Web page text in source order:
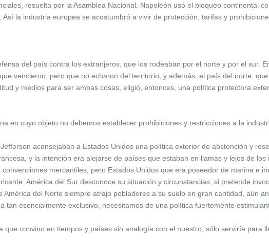
resuelta por la Asamblea Nacional. Napoleón usó el bloqueo continental
la industria europea se acostumbró a vivir de protección, tarifas y
del país contra los extranjeros, que los rodeaban por el norte y por el sur.
vencieron, pero que no echaron del territorio, y además, el país del norte,
y medios para ser ambas cosas, eligió, entonces, una política protectora
en cuyo objeto no debemos establecer prohibiciones y restricciones a la
aconsejaban a Estados Unidos una política exterior de abstención y
y la intención era alejarse de países que estaban en llamas y lejos de los
mercantiles, pero Estados Unidos que era poseedor de marina e
América del Sur desconoce su situación y circunstancias, si pretende
América del Norte siempre atrajo pobladores a su suelo en gran cantidad, aún
tan esencialmente exclusivo, necesitamos de una política fuertemente
que convino en tiempos y países sin analogía con el nuestro, sólo serviría para